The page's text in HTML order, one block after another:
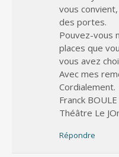
vous
des portes.
Pouvez-vous
places que
vous avez
Avec mes
Cordialement.
Franck BOULE
Théâtre Le
Répondre